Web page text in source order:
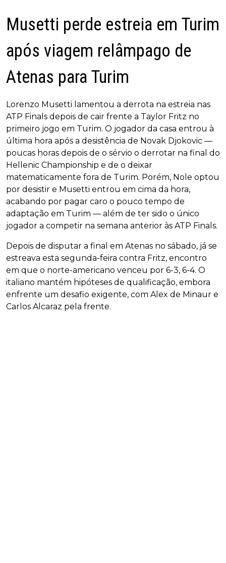
Musetti perde estreia em Turim
após viagem relâmpago de
Atenas para Turim
Lorenzo Musetti lamentou a derrota na estreia nas
ATP Finals depois de cair frente a Taylor Fritz no
primeiro jogo em Turim. O jogador da casa entrou à
última hora após a desistência de Novak Djokovic —
poucas horas depois de o sérvio o derrotar na final do
Hellenic Championship e de o deixar
matematicamente fora de Turim. Porém, Nole optou
por desistir e Musetti entrou em cima da hora,
acabando por pagar caro o pouco tempo de
adaptação em Turim — além de ter sido o único
jogador a competir na semana anterior às ATP Finals.
Depois de disputar a final em Atenas no sábado, já se
estreava esta segunda-feira contra Fritz, encontro
em que o norte-americano venceu por 6-3, 6-4. O
italiano mantém hipóteses de qualificação, embora
enfrente um desafio exigente, com Alex de Minaur e
Carlos Alcaraz pela frente.